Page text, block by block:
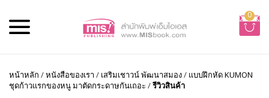
0
หน้าหลัก /หนังสือของเรา / เสริมเชาวน์ พัฒนาสมอง/ แบบฝึกหัด KUMON
ชุดก้าวแรกของหนู มาตัดกระดาษกันเถอะ /รีวิวสินค้า